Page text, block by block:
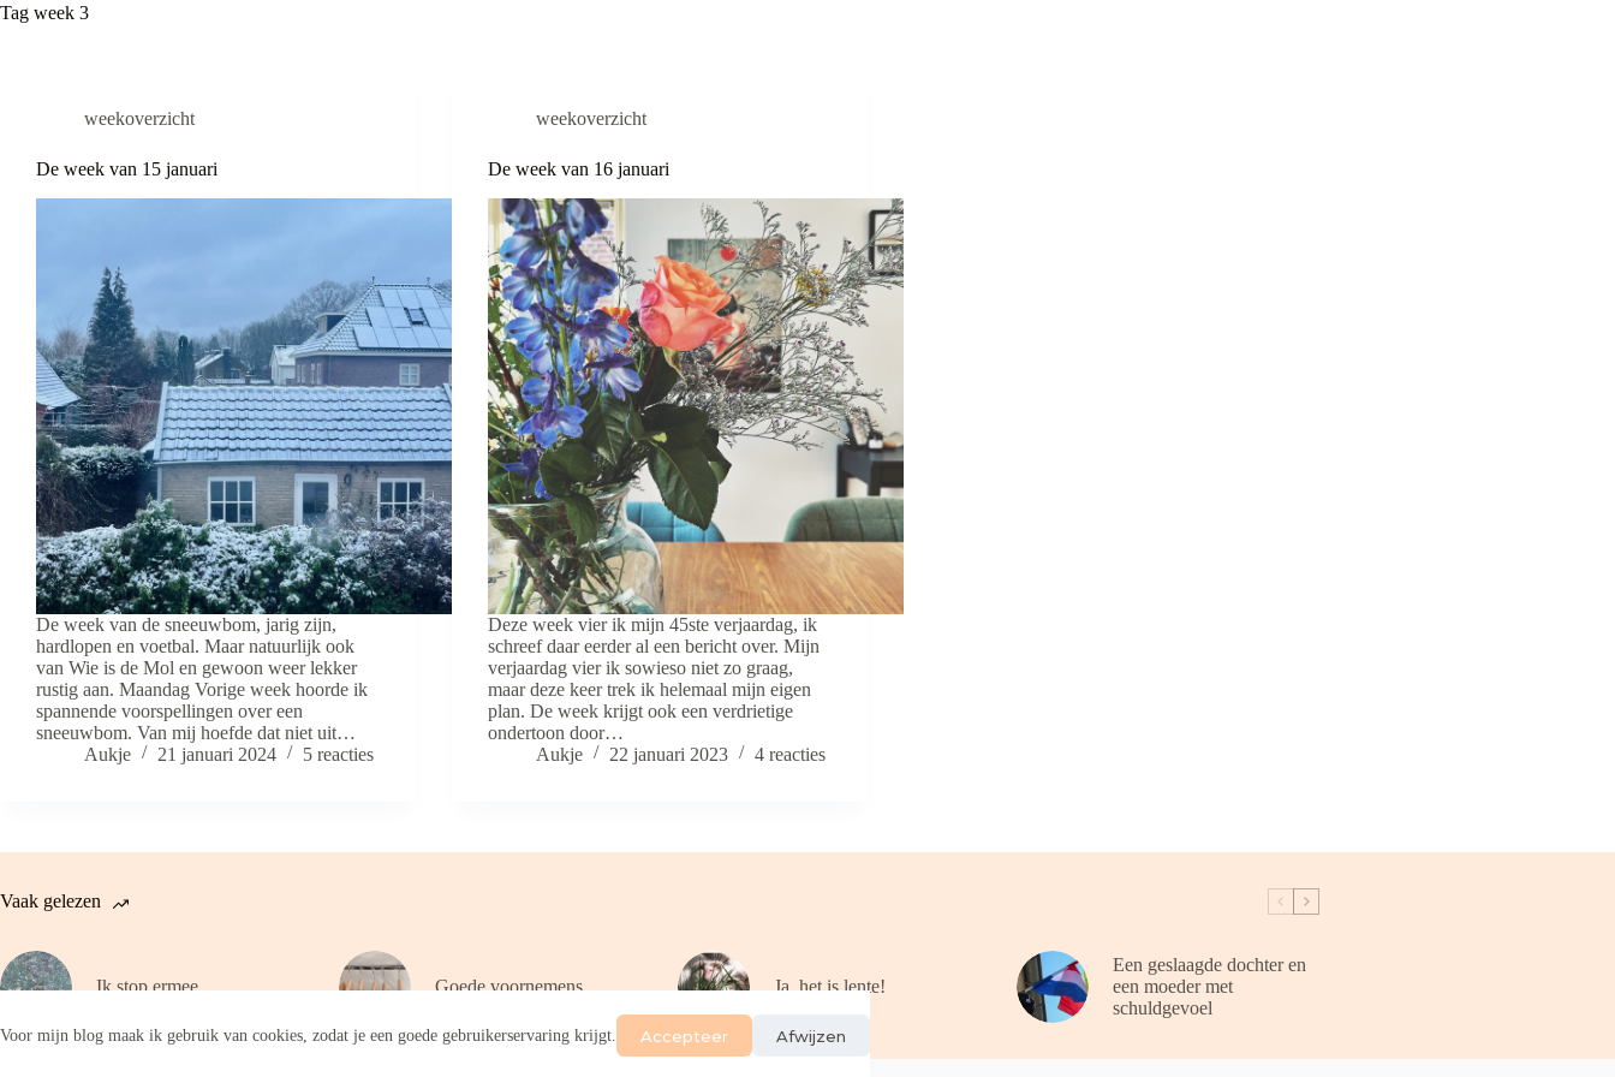
Voor mijn blog maak ik gebruik van cookies, zodat je een goede gebruikerservaring krijgt. Accepteer Afwijzen
Tag week 3
weekoverzicht
De week van 15 januari
De week van de sneeuwbom, jarig zijn,
hardlopen en voetbal. Maar natuurlijk ook
van Wie is de Mol en gewoon weer lekker
rustig aan. Maandag Vorige week hoorde ik
spannende voorspellingen over een
sneeuwbom. Van mij hoefde dat niet uit…
Aukje
21 januari 2024 5 reacties
weekoverzicht
De week van 16 januari
Deze week vier ik mijn 45ste verjaardag, ik
schreef daar eerder al een bericht over. Mijn
verjaardag vier ik sowieso niet zo graag,
maar deze keer trek ik helemaal mijn eigen
plan. De week krijgt ook een verdrietige
ondertoon door…
Aukje
22 januari 2023 4 reacties
Vaak gelezen
Ik stop ermee Goede voornemens Ja, het is lente!
Een geslaagde dochter en
een moeder met
schuldgevoel